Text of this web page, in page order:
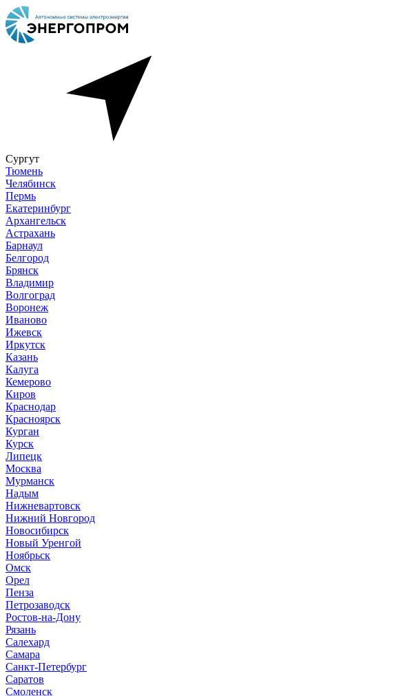
Сургут
Тюмень
Челябинск
Пермь
Екатеринбург
Архангельск
Астрахань
Барнаул
Белгород
Брянск
Владимир
Волгоград
Воронеж
Иваново
Ижевск
Иркутск
Казань
Калуга
Кемерово
Киров
Краснодар
Красноярск
Курган
Курск
Липецк
Москва
Мурманск
Надым
Нижневартовск
Нижний Новгород
Новосибирск
Новый Уренгой
Ноябрьск
Омск
Орел
Пенза
Петрозаводск
Ростов-на-Дону
Рязань
Салехард
Самара
Санкт-Петербург
Саратов
Смоленск